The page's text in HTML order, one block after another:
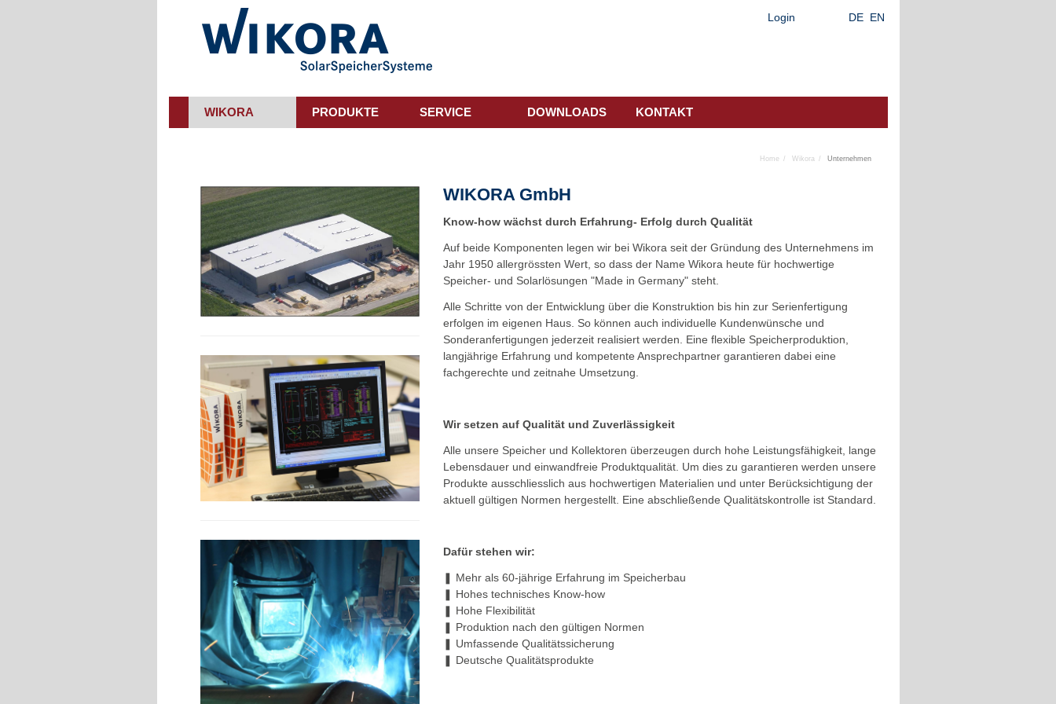
DE EN
Login
WIKORA PRODUKTE SERVICE DOWNLOADS KONTAKT
Home Wikora Unternehmen
WIKORA GmbH
Know-how wächst durch Erfahrung- Erfolg durch Qualität
Auf beide Komponenten legen wir bei Wikora seit der Gründung des Unternehmens im
Jahr 1950 allergrössten Wert, so dass der Name Wikora heute für hochwertige
Speicher- und Solarlösungen "Made in Germany" steht.
Alle Schritte von der Entwicklung über die Konstruktion bis hin zur Serienfertigung
erfolgen im eigenen Haus. So können auch individuelle Kundenwünsche und
Sonderanfertigungen jederzeit realisiert werden. Eine flexible Speicherproduktion,
langjährige Erfahrung und kompetente Ansprechpartner garantieren dabei eine
fachgerechte und zeitnahe Umsetzung.
Wir setzen auf Qualität und Zuverlässigkeit
Alle unsere Speicher und Kollektoren überzeugen durch hohe Leistungsfähigkeit, lange
Lebensdauer und einwandfreie Produktqualität. Um dies zu garantieren werden unsere
Produkte ausschliesslich aus hochwertigen Materialien und unter Berücksichtigung der
aktuell gültigen Normen hergestellt. Eine abschließende Qualitätskontrolle ist Standard.
Dafür stehen wir:
❚ Mehr als 60-jährige Erfahrung im Speicherbau
❚ Hohes technisches Know-how
❚ Hohe Flexibilität
❚ Produktion nach den gültigen Normen
❚ Umfassende Qualitätssicherung
❚ Deutsche Qualitätsprodukte